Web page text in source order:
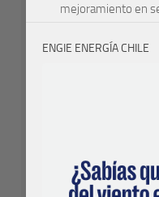
mejoramiento en
ENGIE ENERGÍA CHILE